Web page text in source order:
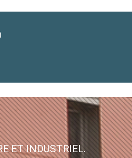
ET INDUSTRIEL.